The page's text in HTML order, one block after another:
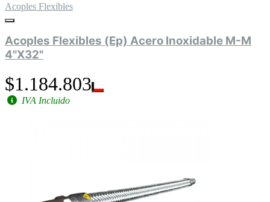
Acoples Flexibles
Acoples Flexibles (Ep) Acero Inoxidable M-M
4"X32"
$1.184.803
IVA Incluido